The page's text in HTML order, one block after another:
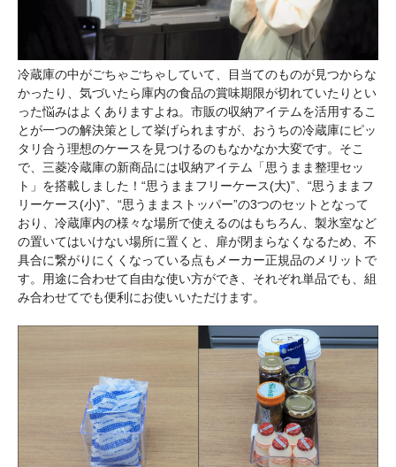
冷蔵庫の中がごちゃごちゃしていて、目当てのものが見つからな
かったり、気づいたら庫内の食品の賞味期限が切れていたりとい
った悩みはよくありますよね。市販の収納アイテムを活用するこ
とが一つの解決策として挙げられますが、おうちの冷蔵庫にピッ
タリ合う理想のケースを見つけるのもなかなか大変です。そこ
で、三菱冷蔵庫の新商品には収納アイテム「思うまま整理セッ
ト」を搭載しました！“思うままフリーケース(大)”、“思うままフ
リーケース(小)”、“思うままストッパー”の3つのセットとなって
おり、冷蔵庫内の様々な場所で使えるのはもちろん、製氷室など
の置いてはいけない場所に置くと、扉が閉まらなくなるため、不
具合に繋がりにくくなっている点もメーカー正規品のメリットで
す。用途に合わせて自由な使い方ができ、それぞれ単品でも、組
み合わせてでも便利にお使いいただけます。